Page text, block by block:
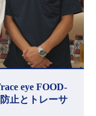
eye FOOD-
止とトレーサ